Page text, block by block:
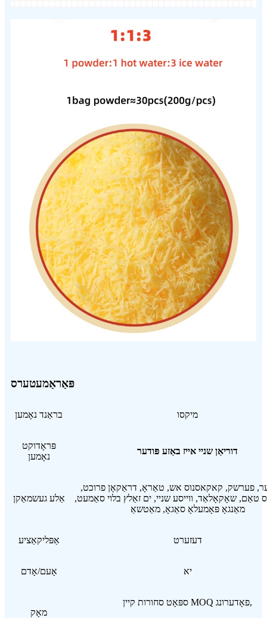
פּאַראַמעטערס
בראַנד נאָמען מיקסו
פּראָדוקט
נאָמען
דוריאַן שניי אייז באַזע פּודער
אַלע געשמאַקן
פערשק, קאקאסנוס אש, טאַראָ, דראַקאָן פרוכט,
טאַם, שאָקאָלאַד, ווייסע שניי, ים זאַלץ בלוי סאַמעט,
מאַנגאָ פּאָמעלאָ סאַגאָ, מאַטשאַ
אַפּליקאַציע דעזערט
אָעם/אָדם יא
מאָק
ספּאָט סחורות קיין MOQ פאָדערונג,